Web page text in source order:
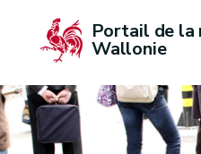
Portail de la
Wallonie